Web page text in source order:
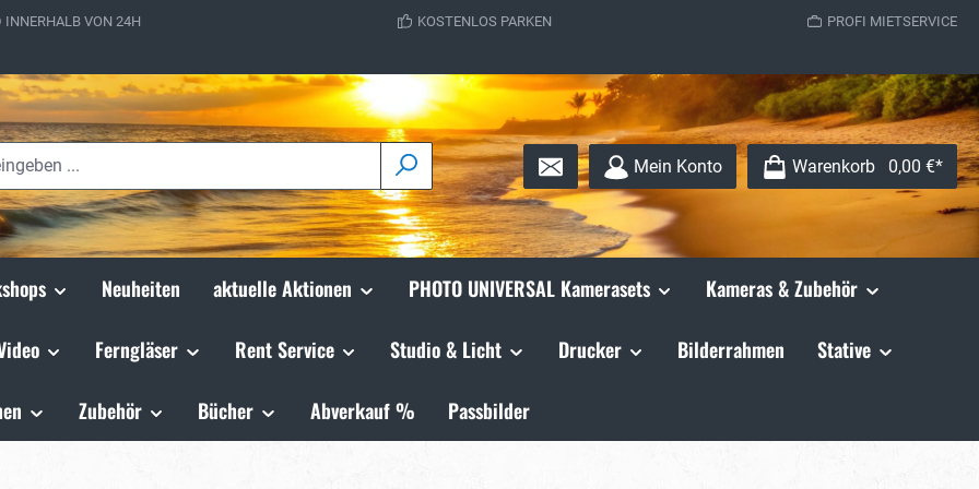
INNERHALB VON 24H KOSTENLOS PARKEN PROFI MIETSERVICE
Mein Konto Warenkorb 0,00 €*
Neuheiten aktuelle Aktionen PHOTO UNIVERSAL Kamerasets Kameras & Zubehör
Ferngläser Rent Service Studio & Licht Drucker Bilderrahmen Stative
Zubehör Bücher Abverkauf % Passbilder